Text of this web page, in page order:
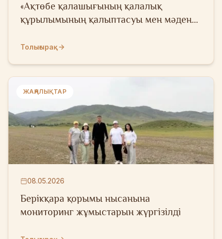
«Ақтөбе қалашығының қалалық
құрылымының қалыптасуы мен мәдени
ерекшеліктері» тақырыбындағы
Толығырақ
ЖАҢАЛЫҚТАР
08.05.2026
Берікқара қорымы нысанына
мониторинг жұмыстарын жүргізілді